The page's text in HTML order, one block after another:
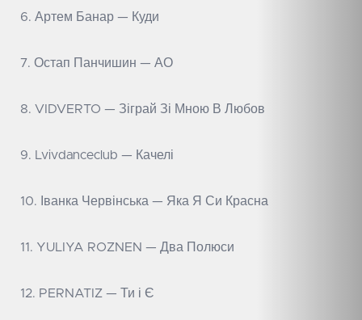
6. Артем Банар — Куди
7. Остап Панчишин — АО
8. VIDVERTO — Зіграй Зі Мною В Любов
9. Lvivdanceclub — Качелі
10. Іванка Червінська — Яка Я Си Красна
11. YULIYA ROZNEN — Два Полюси
12. PERNATIZ — Ти і Є